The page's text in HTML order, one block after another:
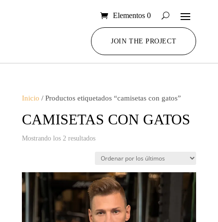
Elementos 0
JOIN THE PROJECT
Inicio / Productos etiquetados “camisetas con gatos”
CAMISETAS CON GATOS
Mostrando los 2 resultadosOrdenado
últimos